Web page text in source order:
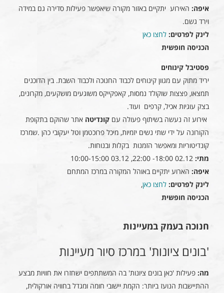
איפה: האירוע יתקיים באזור מקורה שיאפשר פעילות סדירה גם במידה
וירד גשם.
לינק לפרטים: לחצו כאן
הכניסה חופשית
פסטיבל קינוחים
יריד מתוק עם מגוון קינוחים לכבוד החנוכה ולכבוד השבת. בין הדוכנים
תמצאו, פצצות שוקולד נמסות, קאפקייקס משוגעים מושקעים, מקרונים,
בצק עוגיות אכיל, קרפים ועוד.
אירוע זה נעשה בשיתוף פעולה עם קונדיטה אתר שהוקם בתקופת
הקורונה על ידי שתי נשים יזמיות, מיכל פרוכטמן וטל יעקובי כהן .שמרכז
קונדיטוריות ומאפשר הזמנות בקלות ובנוחות.
מתי:
איפה: הארוע יתקיים באוהל המקורה במרכז המתחם
לינק לפרטים: לחצו כאן,
הכניסה חופשית
חנוכה בעמק במעיינות
'בונים ציונות' במרכז סיור מעיינות
מה: פעילות 'כאן בונים ציונות' בה המשתתפים ישחזרו את חוויות מבצע
ההתיישבות הנועז ביותר: הקמת יישובי חומה ומגדל בחוויה אורקולית,